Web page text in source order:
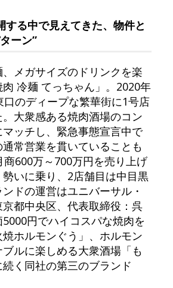
する中で見えてきた、物件と
ーン”
メガサイズのドリンクを楽
肉 冷麺 てっちゃん」。2020年
口のディープな繁華街に1号店
大衆感ある焼肉酒場のコン
ッチし、緊急事態宣言中で
常営業を貫いていることも
商600万～700万円を売り上げ
いに乗り、2店舗目は中目黒
ドの運営はユニバーサル・
都中央区、代表取締役：呉
円でハイコスパな焼肉を
ホルモンぐう」、ホルモン
ルに楽しめる大衆酒場「も
く同社の第三のブランド